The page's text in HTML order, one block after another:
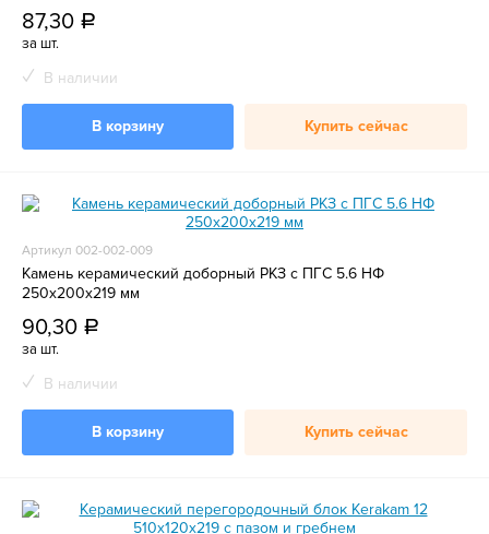
87,30 a
за шт.
В наличии
В корзину Купить сейчас
Артикул 002-002-009
Камень керамический доборный РКЗ с ПГС 5.6 НФ
250х200х219 мм
90,30 a
за шт.
В наличии
В корзину Купить сейчас